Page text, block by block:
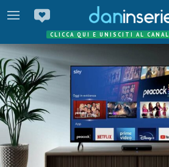
CLICCA QUI E UNISCITI AL